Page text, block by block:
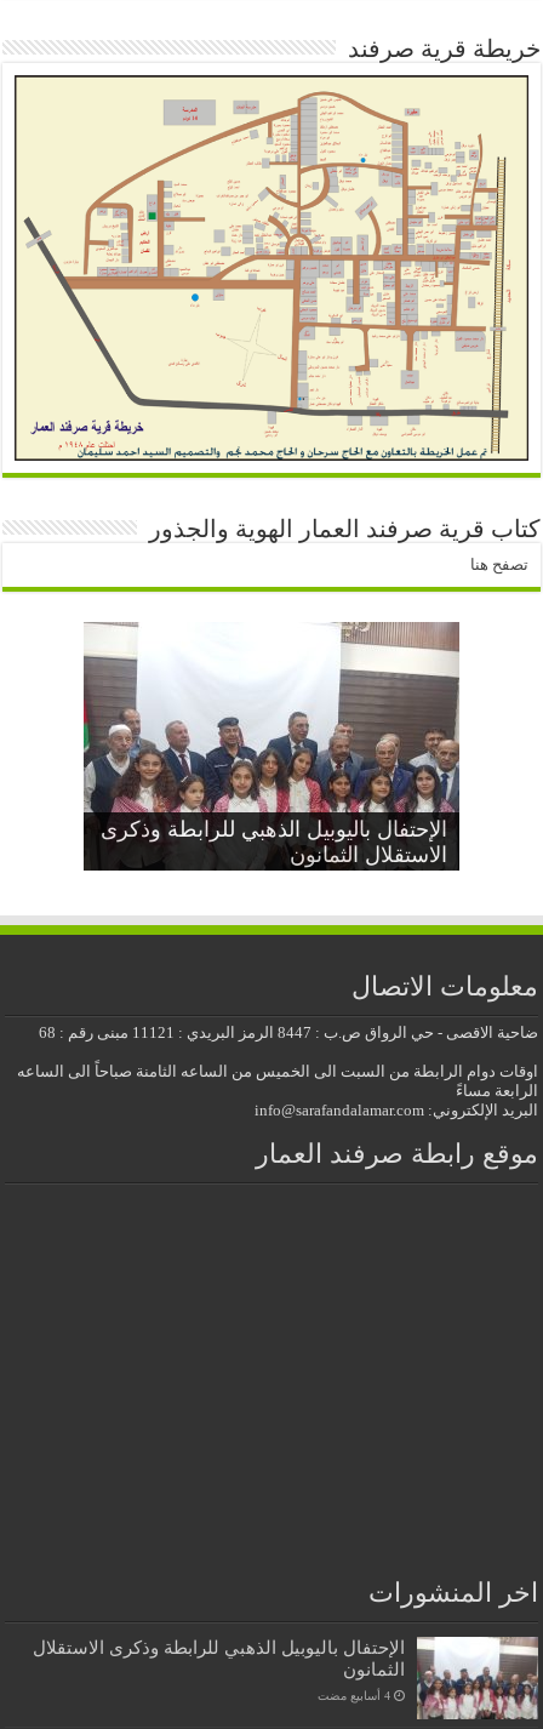
خريطة قرية صرفند
كتاب قرية صرفند العمار الهوية والجذور
تصفح هنا
الإحتفال باليوبيل الذهبي للرابطة وذكرى
الاستقلال الثمانون
دعوة عامة بمناسبة اليوبيل الذهبي
للرابطة وذكرى الاستقلال الثمانون
معايدة عيد الأضحى المبارك 2026
عيد الاستقلال الثمانون
إجتماع جذور مشجرات عائلات صرفند
العمار
معلومات الاتصال
ضاحية الاقصى - حي الرواق ص.ب : 8447 الرمز البريدي : 11121 مبنى رقم : 68
اوقات دوام الرابطة من السبت الى الخميس من الساعه الثامنة صباحاً الى الساعه
الرابعة مساءً
البريد الإلكتروني: info@sarafandalamar.com
موقع رابطة صرفند العمار
اخر المنشورات
الإحتفال باليوبيل الذهبي للرابطة وذكرى الاستقلال
الثمانون
‏4 أسابيع مضت